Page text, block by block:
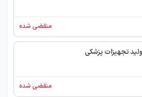
منقضی شده
تجهیزات پزشکی
منقضی شده